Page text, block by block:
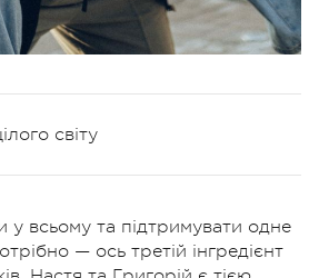
світу
у всьому та підтримувати одне
— ось третій інгредієнт